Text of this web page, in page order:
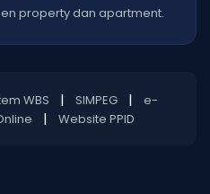
property dan apartment.
WBS | SIMPEG |
e-
| Website PPID